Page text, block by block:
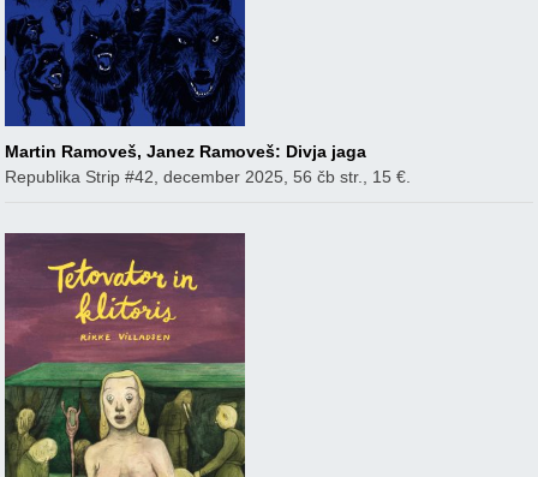
Martin Ramoveš, Janez Ramoveš: Divja jaga
Republika Strip #42, december 2025, 56 čb str., 15 €.